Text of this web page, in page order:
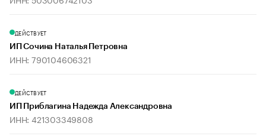
ДЕЙСТВУЕТ
ИП Сочина Наталья Петровна
ИНН: 790104606321
ДЕЙСТВУЕТ
ИП Приблагина Надежда Александровна
ИНН: 421303349808